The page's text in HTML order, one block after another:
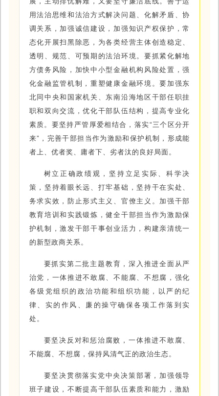
用法治思维和法治方式解决问题、化解矛盾、协
调关系，加强诚信建设，加强知识产权保护，常
态化开展扫黑除恶，为各类经营主体创造稳定、
透明、规范、可预期的法治环境。要抓紧化解地
方债务风险，加快中小型金融机构风险处置，强
化金融监管机制，重塑健康金融环境。要加强东
北同中央和国家机关、东南沿海地区干部任职挂
职和双向交流，优化干部队伍结构，提高专业化
素质。要坚持严管厚爱相结合，落实“三个区分开
来”，完善干部担当作为激励和保护机制，形成能
者上、优者奖、庸者下、劣者汰的良好局面。
树立正确政绩观，坚持立足实际、科学决
策，坚持着眼长远、打牢基础，坚持干在实处、
务求实效，防止形式主义、官僚主义。加强干部
教育培训和实践锻炼，健全干部担当作为激励保
护机制，激发干部干事创业活力，构建亲清统一
的新型政商关系。
要抓 实第二批主题教育，深入推进全面从严
治党，一体推进不敢腐、不能腐、不想腐，强化
各级党组织的政治功能和组织功能，以严的纪
律、实的作风、廉的操守确保各项工作落到实
处。
要坚决反对和惩治腐败，一体推进不敢腐、
不能腐、不想腐，保持风清气正的政治生态。
要坚决贯彻落实党中央决策部署，加强领导
班子建设，不断提高干部队伍素质和能力，激励